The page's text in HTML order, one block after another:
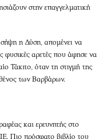
στην επαγγελματική
σήψη η Δύση, απομένει να
φυσικές αρετές που άφησε να
Τάκιτο, όταν τη στιγμή της
των Βαρβάρων.
και ερευνητής στο
Πιο πρόσφατο βιβλίο του